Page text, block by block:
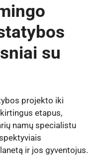
su
projekto iki
etapus,
namų specialistu
ir jos gyventojus.